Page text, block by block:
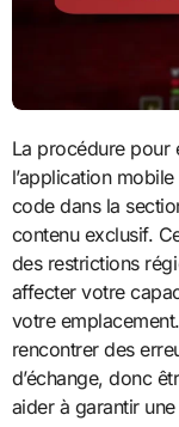
La procédure pour échanger un code cadeau Minecraft sur
l’application
code dans la
contenu exclusif.
des restrictions
affecter votre
votre
rencontrer des
d’échange, donc
aider à garantir